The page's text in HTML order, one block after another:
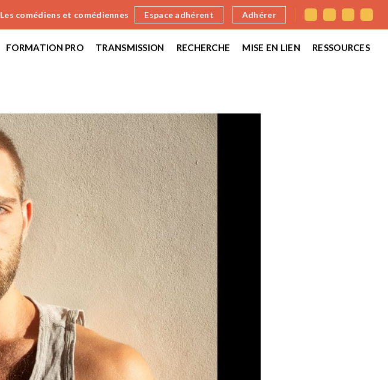
Les comédiens et comédiennes Espace adhérent Adhérer
FORMATION PRO TRANSMISSION RECHERCHE MISE EN LIEN RESSOURCES